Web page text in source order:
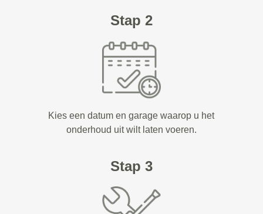
Stap 2
Kies een datum en garage waarop u het
onderhoud uit wilt laten voeren.
Stap 3